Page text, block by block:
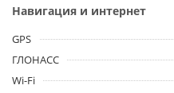
Навигация и интернет
GPS
ГЛОНАСС
Wi-Fi